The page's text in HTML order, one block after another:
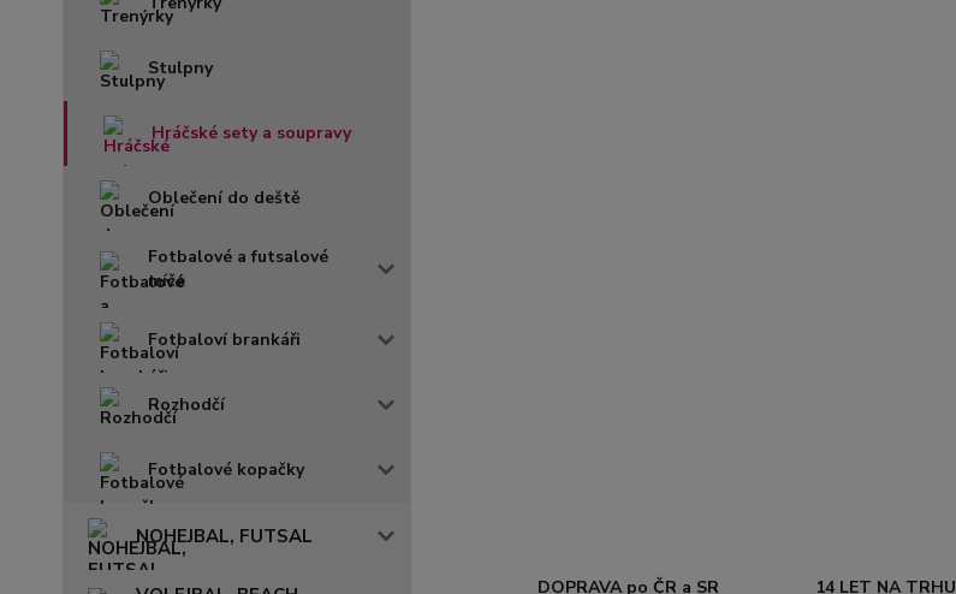
Stulpny
Hráčské sety a soupravy
Oblečení do deště
Fotbalové a futsalové
míče
Fotbaloví brankáři
Rozhodčí
Fotbalové kopačky
NOHEJBAL, FUTSAL
DOPRAVA po ČR a SR
14 LET NA TRHU